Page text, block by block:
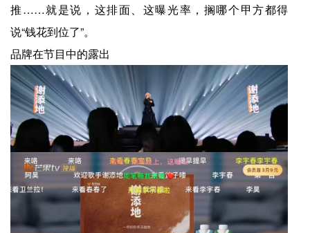
推……就是说，这排面、这曝光率，搁哪个甲方都得
说“钱花到位了”。
品牌在节目中的露出